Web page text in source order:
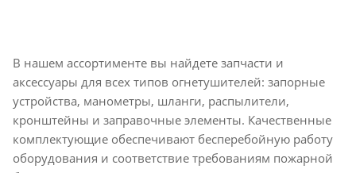
В нашем ассортименте вы найдете запчасти и
аксессуары для всех типов огнетушителей: запорные
устройства, манометры, шланги, распылители,
кронштейны и заправочные элементы. Качественные
комплектующие обеспечивают бесперебойную работу
оборудования и соответствие требованиям пожарной